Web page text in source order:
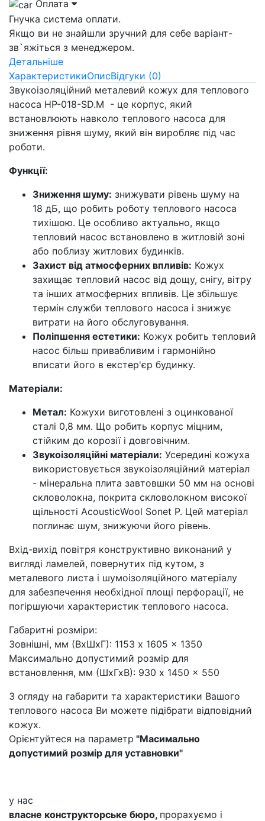
Оплата
Гнучка система оплати.
Якщо ви не знайшли зручний для себе варіант-
зв`яжіться з менеджером.
Детальніше
ХарактеристикиОписВідгуки (0)
Звукоізоляційний металевий кожух для теплового
насоса HP-018-SD.M - це корпус, який
встановлюють навколо теплового насоса для
зниження рівня шуму, який він виробляє під час
роботи.
Функції:
Зниження шуму: знижувати рівень шуму на
18 дБ, що робить роботу теплового насоса
тихішою. Це особливо актуально, якщо
тепловий насос встановлено в житловій зоні
або поблизу житлових будинків.
Захист від атмосферних впливів: Кожух
захищає тепловий насос від дощу, снігу, вітру
та інших атмосферних впливів. Це збільшує
термін служби теплового насоса і знижує
витрати на його обслуговування.
Поліпшення естетики: Кожух робить тепловий
насос більш привабливим і гармонійно
вписати його в екстер'єр будинку.
Матеріали:
Метал: Кожухи виготовлені з оцинкованої
сталі 0,8 мм. Що робить корпус міцним,
стійким до корозії і довговічним.
Звукоізоляційні матеріали: Усередині кожуха
використовується звукоізоляційний матеріал
- мінеральна плита завтовшки 50 мм на основі
скловолокна, покрита скловолокном високої
щільності AcousticWool Sonet P. Цей матеріал
поглинає шум, знижуючи його рівень.
Вхід-вихід повітря конструктивно виконаний у
вигляді ламелей, повернутих під кутом, з
металевого листа і шумоізоляційного матеріалу
для забезпечення необхідної площі перфорації, не
погіршуючи характеристик теплового насоса.
Габаритні розміри:
Зовнішні, мм (ВхШхГ): 1153 x 1605 x 1350
Максимально допустимий розмір для
встановлення, мм (ШхГхВ): 930 x 1450 x 550
З огляду на габарити та характеристики Вашого
теплового насоса Ви можете підібрати відповідний
кожух.
Орієнтуйтеся на параметр "Масимально
допустимий розмір для уставновки"
у нас
власне конструкторське бюро, прорахуємо і